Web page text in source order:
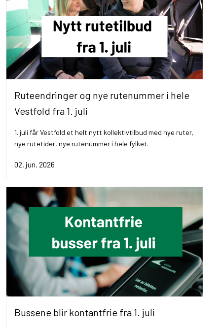
Ruteendringer og nye rutenummer i hele
Vestfold fra 1. juli
1. juli får Vestfold et helt nytt kollektivtilbud med nye ruter,
nye rutetider, nye rutenummer i hele fylket.
02. jun. 2026
Bussene blir kontantfrie fra 1. juli